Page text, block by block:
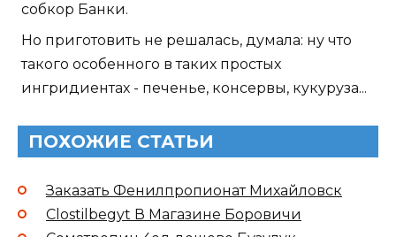
собкор Банки.
Но приготовить не решалась, думала: ну что
такого особенного в таких простых
ингридиентах - печенье, консервы, кукуруза...
ПОХОЖИЕ СТАТЬИ
Заказать Фенилпропионат Михайловск
Clostilbegyt В Магазине Боровичи